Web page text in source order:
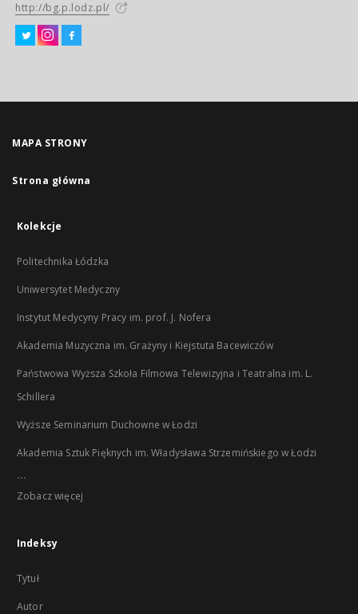
http://bg.p.lodz.pl/
MAPA STRONY
Strona główna
Kolekcje
Politechnika Łódzka
Uniwersytet Medyczny
Instytut Medycyny Pracy im. prof. J. Nofera
Akademia Muzyczna im. Grażyny i Kiejstuta Bacewiczów
Państwowa Wyższa Szkoła Filmowa Telewizyjna i Teatralna im. L.
Schillera
Wyższe Seminarium Duchowne w Łodzi
Akademia Sztuk Pięknych im. Władysława Strzemińskiego w Łodzi
...
Zobacz więcej
Indeksy
Tytuł
Autor